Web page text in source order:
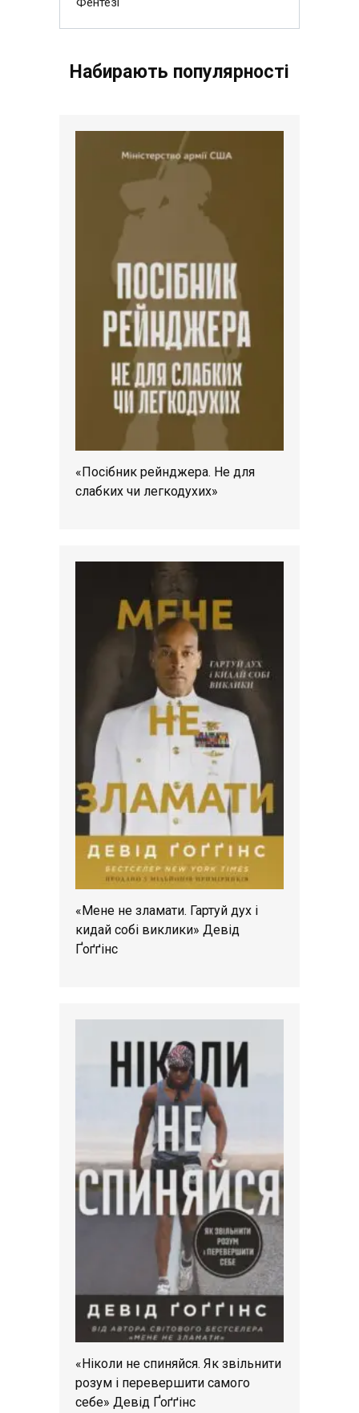
Набирають популярності
«Посібник рейнджера. Не для
слабких чи легкодухих»
«Мене не зламати. Гартуй дух і
кидай собі виклики» Девід
Ґоґґінс
«Ніколи не спиняйся. Як звільнити
розум і перевершити самого
себе» Девід Ґоґґінс